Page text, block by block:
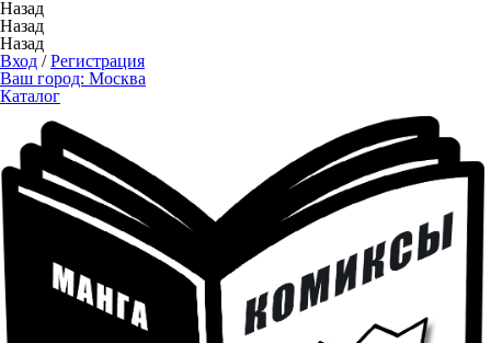
Назад
Назад
Назад
Вход /Регистрация
Ваш город: Москва
Каталог